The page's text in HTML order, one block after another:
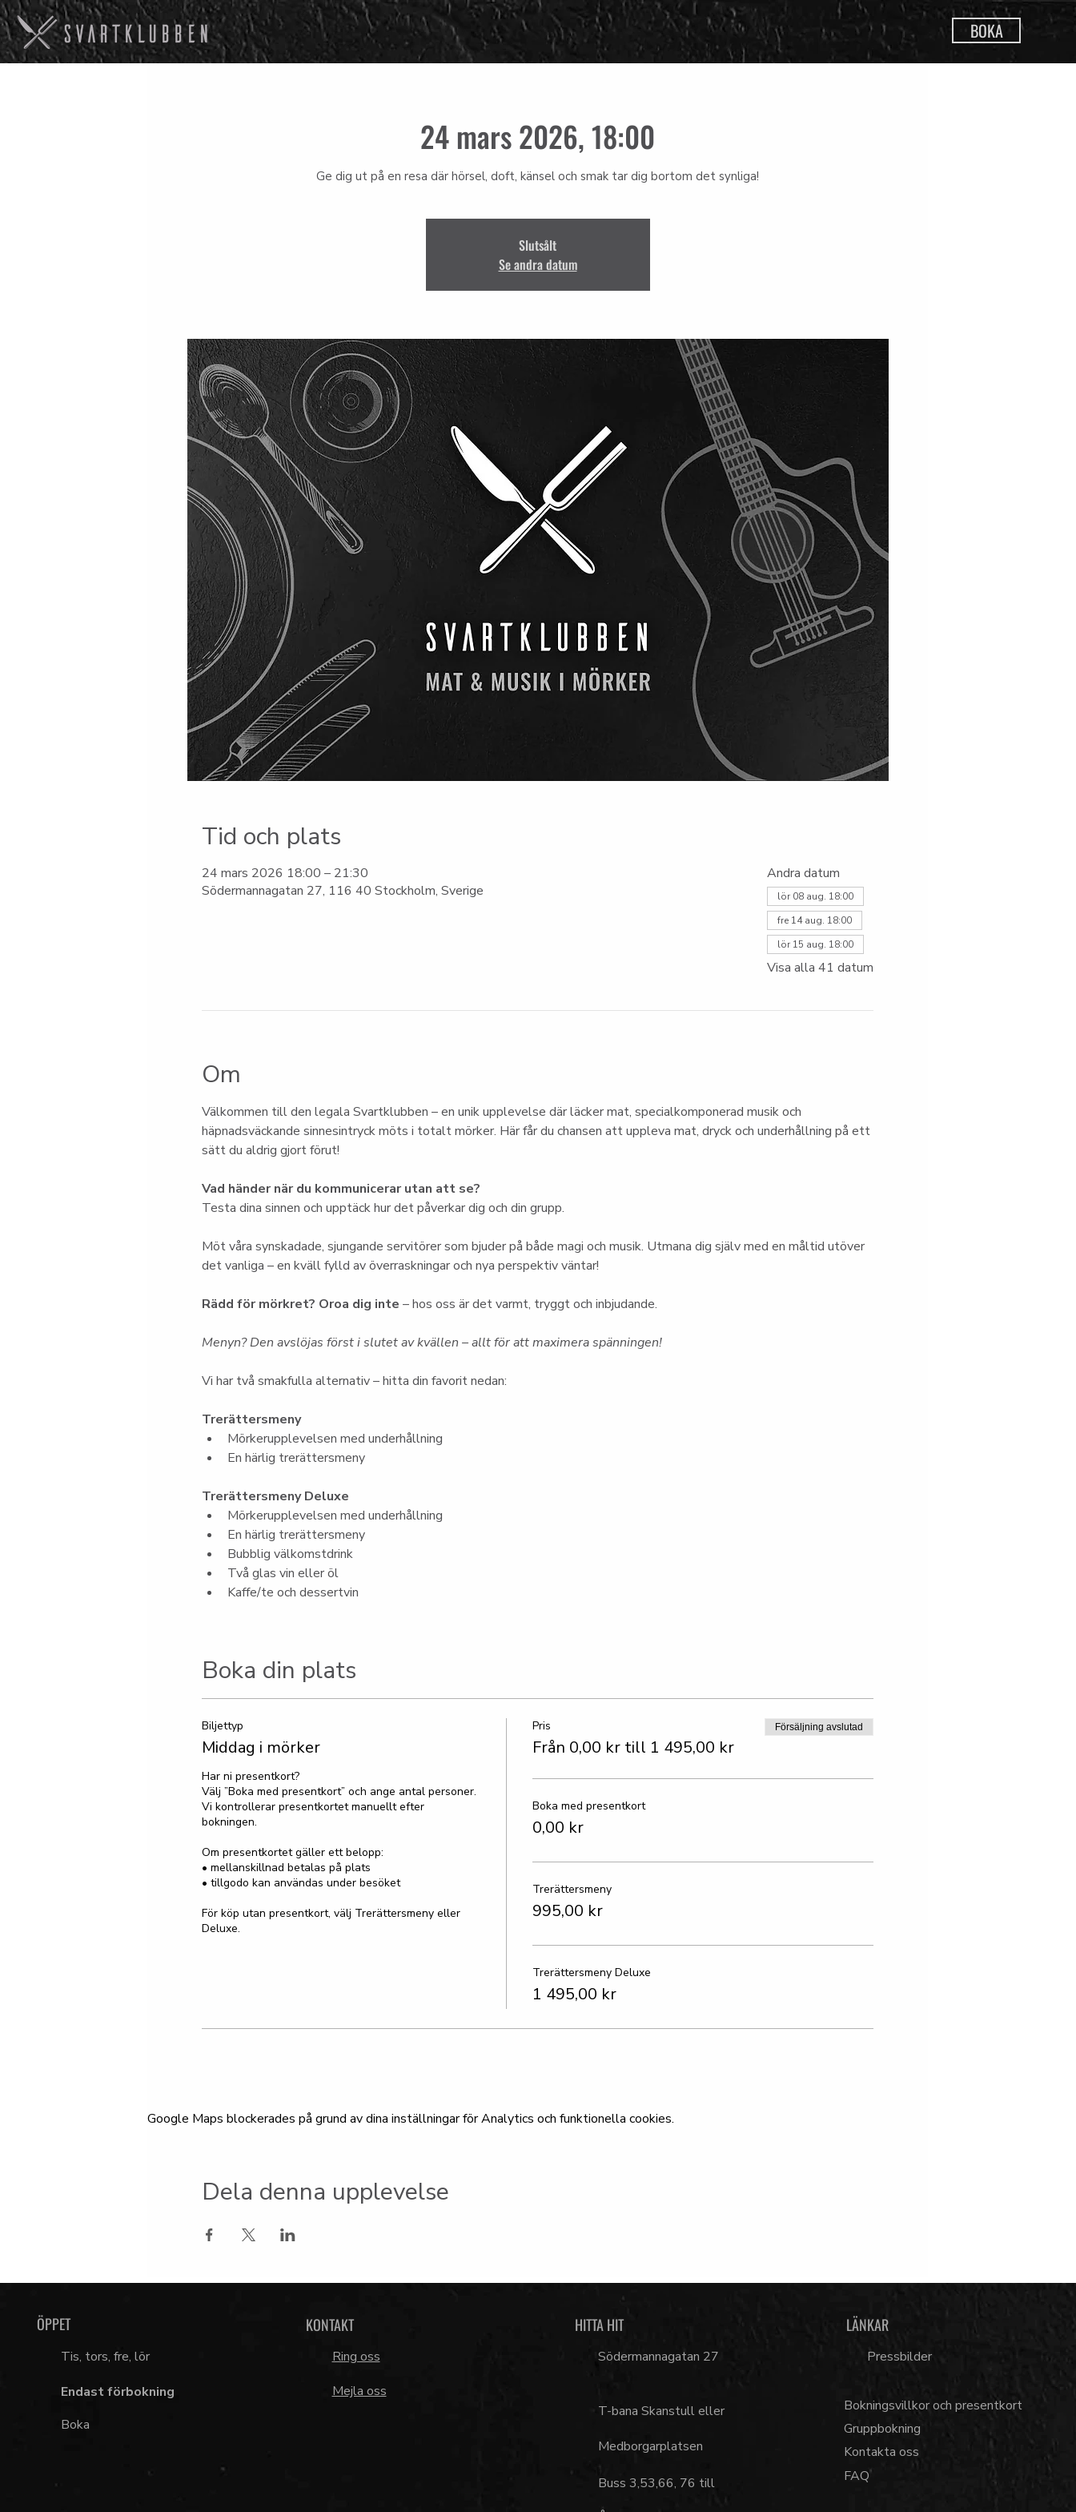
BOKA
24 mars 2026, 18:00
Ge dig ut på en resa där hörsel, doft, känsel och smak tar dig bortom det synliga!
Slutsålt
Se andra datum
Tid och plats
24 mars 2026 18:00 – 21:30
Södermannagatan 27, 116 40 Stockholm, Sverige
Andra datum
lör 08 aug. 18:00
fre 14 aug. 18:00
lör 15 aug. 18:00
Visa alla 41 datum
Om
Välkommen till den legala Svartklubben – en unik upplevelse där läcker mat, specialkomponerad musik och
häpnadsväckande sinnesintryck möts i totalt mörker. Här får du chansen att uppleva mat, dryck och underhållning på ett
sätt du aldrig gjort förut!
Vad händer när du kommunicerar utan att se?
Testa dina sinnen och upptäck hur det påverkar dig och din grupp.
Möt våra synskadade, sjungande servitörer som bjuder på både magi och musik. Utmana dig själv med en måltid utöver
det vanliga – en kväll fylld av överraskningar och nya perspektiv väntar!
Rädd för mörkret? Oroa dig inte – hos oss är det varmt, tryggt och inbjudande.
Menyn? Den avslöjas först i slutet av kvällen – allt för att maximera spänningen!
Vi har två smakfulla alternativ – hitta din favorit nedan:
Trerättersmeny
Mörkerupplevelsen med underhållning
En härlig trerättersmeny
Trerättersmeny Deluxe
Mörkerupplevelsen med underhållning
En härlig trerättersmeny
Bubblig välkomstdrink
Två glas vin eller öl
Kaffe/te och dessertvin
Boka din plats
Biljettyp
Middag i mörker
Har ni presentkort?
Välj ”Boka med presentkort” och ange antal personer.
Vi kontrollerar presentkortet manuellt efter
bokningen.
Om presentkortet gäller ett belopp:
• mellanskillnad betalas på plats
• tillgodo kan användas under besöket
För köp utan presentkort, välj Trerättersmeny eller
Deluxe.
Pris
Från 0,00 kr till 1 495,00 kr
Försäljning avslutad
Boka med presentkort
0,00 kr
Trerättersmeny
995,00 kr
Trerättersmeny Deluxe
1 495,00 kr
Google Maps blockerades på grund av dina inställningar för Analytics och funktionella cookies.
Dela denna upplevelse
ÖPPET
Tis, tors, fre, lör
Endast förbokning
Boka
KONTAKT
Ring oss
Mejla oss
HITTA HIT
Södermannagatan 27
T-bana Skanstull eller
Medborgarplatsen
Buss 3,53,66, 76 till
LÄNKAR
Pressbilder
Bokningsvillkor och presentkort
Gruppbokning
Kontakta oss
FAQ